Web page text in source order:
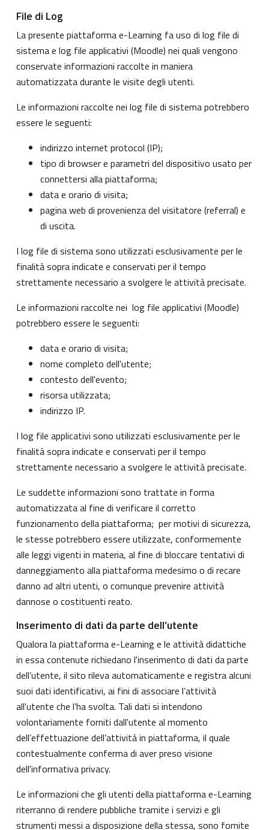
File di Log
La presente piattaforma e-Learning fa uso di log file di
sistema e log file applicativi (Moodle) nei quali vengono
conservate informazioni raccolte in maniera
automatizzata durante le visite degli utenti.
Le informazioni raccolte nei log file di sistema potrebbero
essere le seguenti:
indirizzo internet protocol (IP);
tipo di browser e parametri del dispositivo usato per
connettersi alla piattaforma;
data e orario di visita;
pagina web di provenienza del visitatore (referral) e
di uscita.
I log file di sistema sono utilizzati esclusivamente per le
finalità sopra indicate e conservati per il tempo
strettamente necessario a svolgere le attività precisate.
Le informazioni raccolte nei log file applicativi (Moodle)
potrebbero essere le seguenti:
data e orario di visita;
nome completo dell'utente;
contesto dell'evento;
risorsa utilizzata;
indirizzo IP.
I log file applicativi sono utilizzati esclusivamente per le
finalità sopra indicate e conservati per il tempo
strettamente necessario a svolgere le attività precisate.
Le suddette informazioni sono trattate in forma
automatizzata al fine di verificare il corretto
funzionamento della piattaforma; per motivi di sicurezza,
le stesse potrebbero essere utilizzate, conformemente
alle leggi vigenti in materia, al fine di bloccare tentativi di
danneggiamento alla piattaforma medesimo o di recare
danno ad altri utenti, o comunque prevenire attività
dannose o costituenti reato.
Inserimento di dati da parte dell’utente
Qualora la piattaforma e-Learning e le attività didattiche
in essa contenute richiedano l'inserimento di dati da parte
dell’utente, il sito rileva automaticamente e registra alcuni
suoi dati identificativi, ai fini di associare l’attività
all'utente che l’ha svolta. Tali dati si intendono
volontariamente forniti dall'utente al momento
dell’effettuazione dell’attività in piattaforma, il quale
contestualmente conferma di aver preso visione
dell'informativa privacy.
Le informazioni che gli utenti della piattaforma e-Learning
riterranno di rendere pubbliche tramite i servizi e gli
strumenti messi a disposizione della stessa, sono fornite